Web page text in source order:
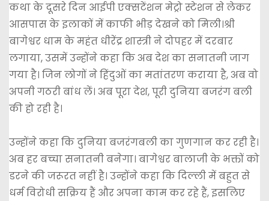
कथा के दूसरे दिन आईपी एक्सटेंशन मेट्रो स्टेशन से लेकर
आसपास के इलाकों में काफी भीड़ देखने को मिली।श्री
बागेश्वर धाम के महंत धीरेंद्र शास्त्री ने दोपहर में दरबार
लगाया, उसमें उन्होंने कहा कि अब देश का सनातनी जाग
गया है। जिन लोगों ने हिंदुओं का मतांतरण कराया है, अब वो
अपनी गठरी बांध लें। अब पूरा देश, पूरी दुनिया बजरंग बली
की हो रही है।
उन्होंने कहा कि दुनिया बजरंगबली का गुणगान कर रही है।
अब हर बच्चा सनातनी बनेगा। बागेश्वर बालाजी के भक्तों को
डरने की जरूरत नहीं है। उन्होंने कहा कि दिल्ली में बहुत से
धर्म विरोधी सक्रिय हैं और अपना काम कर रहे हैं, इसलिए